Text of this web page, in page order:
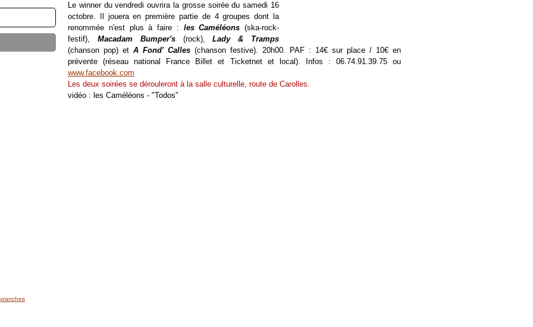
Le winner du vendredi ouvrira la grosse soirée du samedi 16
octobre. Il jouera en première partie de 4 groupes dont la
renommée n'est plus à faire : les Caméléons (ska-rock-
festif), Macadam Bumper's(rock),Lady & Tramps
(chanson pop) et A Fond' Calles (chanson festive). 20h00. PAF : 14€ sur place / 10€ en
prévente (réseau national France Billet et Ticketnet et local). Infos : 06.74.91.39.75 ou
www.facebook.com
Les deux soirées se dérouleront à la salle culturelle, route de Carolles.
vidéo : les Caméléons - "Todos"